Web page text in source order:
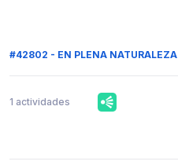
#42802 - EN PLENA NATURALEZA
1 actividades